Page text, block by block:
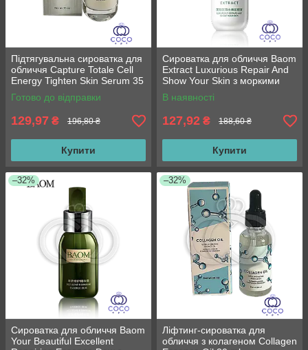
Підтягувальна сироватка для
обличчя Capture Totale Cell
Energy Tighten Skin Serum 35
ml
Готово до відправки
129,97 ₴ 196,80 ₴
Купити
Сироватка для обличчя Baom
Extract Luxurious Repair And
Show Your Skin з моркими
водоростями 40 г
В наявності
127,92 ₴ 188,60 ₴
Купити
–32%
Сироватка для обличчя Baom
Your Beautiful Excellent
–32%
Ліфтинг-сироватка для
обличчя з колагеном Collagen